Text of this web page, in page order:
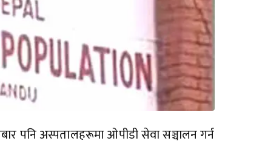
पनि अस्पतालहरूमा ओपीडी सेवा सञ्चालन गर्न